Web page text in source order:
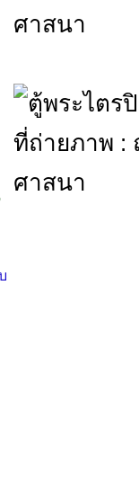
ศาสนา
ที่ถ่ายภาพ :
ศาสนา